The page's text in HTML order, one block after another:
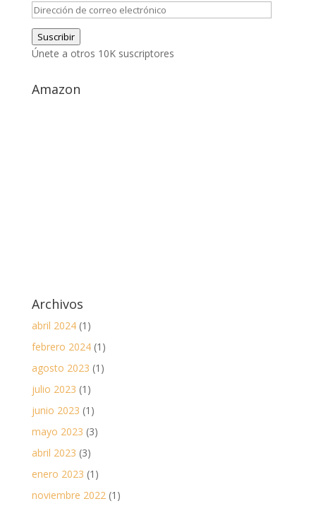
Dirección
de
correo
electrónico
Suscribir
Únete a otros 10K suscriptores
Amazon
Archivos
abril 2024(1)
febrero 2024(1)
agosto 2023 (1)
julio 2023 (1)
junio 2023 (1)
mayo 2023 (3)
abril 2023 (3)
enero 2023 (1)
noviembre 2022(1)